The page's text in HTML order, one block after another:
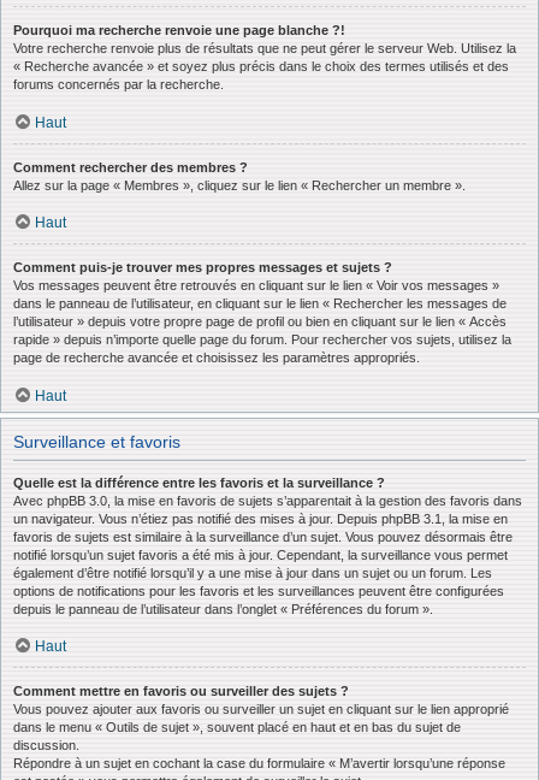
Pourquoi ma recherche renvoie une page blanche ?!
Votre recherche renvoie plus de résultats que ne peut gérer le serveur Web. Utilisez la
« Recherche avancée » et soyez plus précis dans le choix des termes utilisés et des
forums concernés par la recherche.
Haut
Comment rechercher des membres ?
Allez sur la page « Membres », cliquez sur le lien « Rechercher un membre ».
Haut
Comment puis-je trouver mes propres messages et sujets ?
Vos messages peuvent être retrouvés en cliquant sur le lien « Voir vos messages »
dans le panneau de l’utilisateur, en cliquant sur le lien « Rechercher les messages de
l’utilisateur » depuis votre propre page de profil ou bien en cliquant sur le lien « Accès
rapide » depuis n’importe quelle page du forum. Pour rechercher vos sujets, utilisez la
page de recherche avancée et choisissez les paramètres appropriés.
Haut
Surveillance et favoris
Quelle est la différence entre les favoris et la surveillance ?
Avec phpBB 3.0, la mise en favoris de sujets s’apparentait à la gestion des favoris dans
un navigateur. Vous n’étiez pas notifié des mises à jour. Depuis phpBB 3.1, la mise en
favoris de sujets est similaire à la surveillance d’un sujet. Vous pouvez désormais être
notifié lorsqu’un sujet favoris a été mis à jour. Cependant, la surveillance vous permet
également d’être notifié lorsqu’il y a une mise à jour dans un sujet ou un forum. Les
options de notifications pour les favoris et les surveillances peuvent être configurées
depuis le panneau de l’utilisateur dans l’onglet « Préférences du forum ».
Haut
Comment mettre en favoris ou surveiller des sujets ?
Vous pouvez ajouter aux favoris ou surveiller un sujet en cliquant sur le lien approprié
dans le menu « Outils de sujet », souvent placé en haut et en bas du sujet de
discussion.
Répondre à un sujet en cochant la case du formulaire « M’avertir lorsqu’une réponse